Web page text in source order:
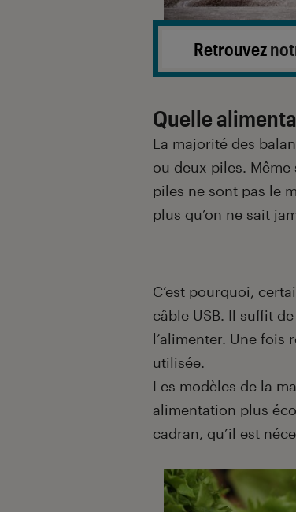
Retrouvez
Quelle
La majorité des
ou deux piles. Même
piles ne sont pas le
plus qu’on ne sait
C’est pourquoi,
câble USB. Il suffit
l’alimenter. Une fois
utilisée.
Les modèles de la
alimentation plus
cadran, qu’il est